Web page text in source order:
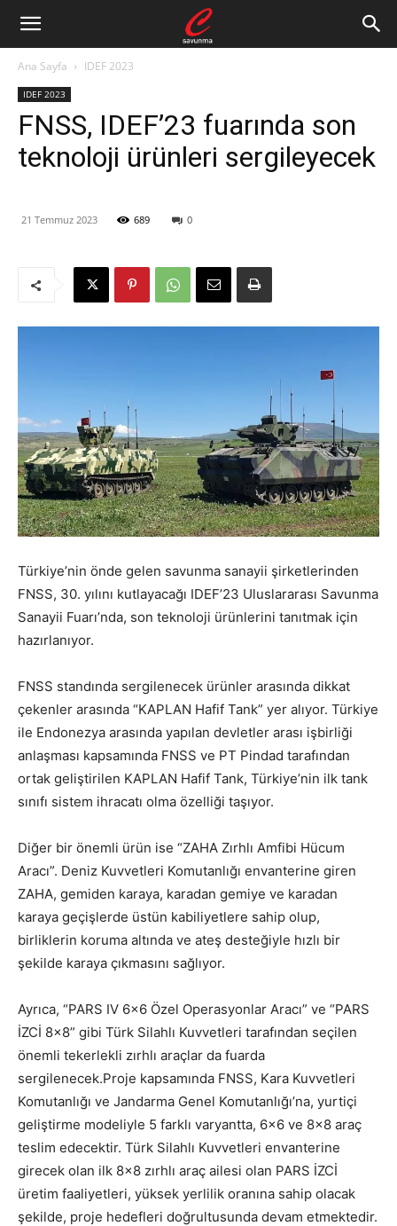
Ana Sayfa IDEF 2023
IDEF 2023
FNSS, IDEF’23 fuarında son
teknoloji ürünleri sergileyecek
21 Temmuz 2023 689 0
Türkiye’nin önde gelen savunma sanayii şirketlerinden
FNSS, 30. yılını kutlayacağı IDEF’23 Uluslararası Savunma
Sanayii Fuarı’nda, son teknoloji ürünlerini tanıtmak için
hazırlanıyor.
FNSS standında sergilenecek ürünler arasında dikkat
çekenler arasında “KAPLAN Hafif Tank” yer alıyor. Türkiye
ile Endonezya arasında yapılan devletler arası işbirliği
anlaşması kapsamında FNSS ve PT Pindad tarafından
ortak geliştirilen KAPLAN Hafif Tank, Türkiye’nin ilk tank
sınıfı sistem ihracatı olma özelliği taşıyor.
Diğer bir önemli ürün ise “ZAHA Zırhlı Amfibi Hücum
Aracı”. Deniz Kuvvetleri Komutanlığı envanterine giren
ZAHA, gemiden karaya, karadan gemiye ve karadan
karaya geçişlerde üstün kabiliyetlere sahip olup,
birliklerin koruma altında ve ateş desteğiyle hızlı bir
şekilde karaya çıkmasını sağlıyor.
Ayrıca, “PARS IV 6×6 Özel Operasyonlar Aracı” ve “PARS
İZCİ 8×8” gibi Türk Silahlı Kuvvetleri tarafından seçilen
önemli tekerlekli zırhlı araçlar da fuarda
sergilenecek.Proje kapsamında FNSS, Kara Kuvvetleri
Komutanlığı ve Jandarma Genel Komutanlığı’na, yurtiçi
geliştirme modeliyle 5 farklı varyantta, 6×6 ve 8×8 araç
teslim edecektir. Türk Silahlı Kuvvetleri envanterine
girecek olan ilk 8×8 zırhlı araç ailesi olan PARS İZCİ
üretim faaliyetleri, yüksek yerlilik oranına sahip olacak
şekilde, proje hedefleri doğrultusunda devam etmektedir.